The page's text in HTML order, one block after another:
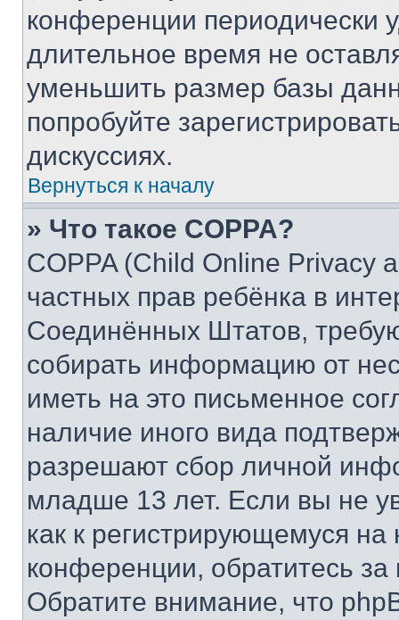
конференции периодически
длительное время не
уменьшить размер базы
попробуйте
дискуссиях.
Вернуться к началу
» Что такое COPPA?
COPPA (Child Online Privacy
частных прав ребёнка в
Соединённых Штатов,
собирать информацию от
иметь на это письменное
наличие иного вида
разрешают сбор личной
младше 13 лет. Если вы не
как к регистрирующемуся
конференции, обратитесь
Обратите внимание, что